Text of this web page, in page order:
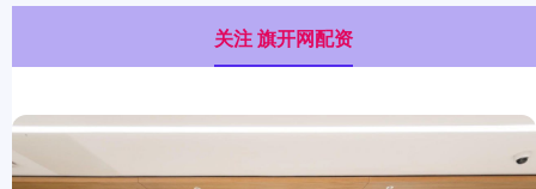
关注 旗开网配资